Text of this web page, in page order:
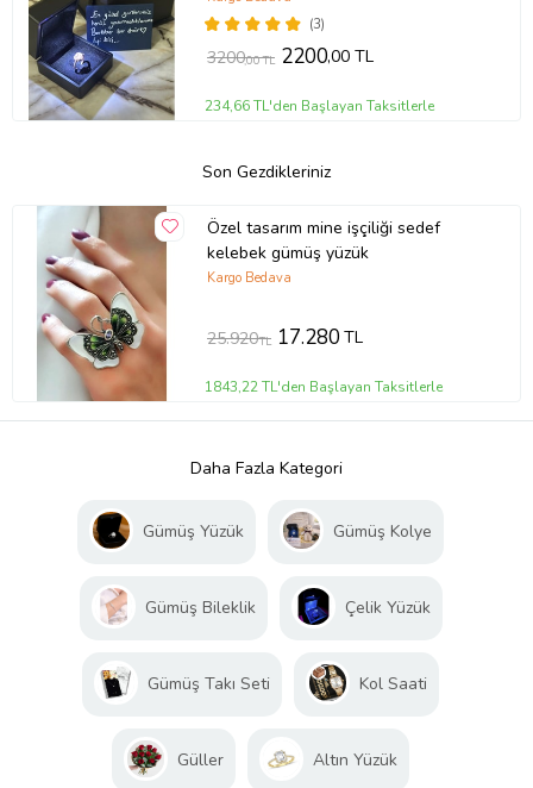
(3)
3200,00 TL 2200,00 TL
234,66 TL'den Başlayan Taksitlerle
Son Gezdikleriniz
Özel tasarım mine işçiliği sedef
kelebek gümüş yüzük
Kargo Bedava
25.920TL 17.280TL
1843,22 TL'den Başlayan Taksitlerle
Daha Fazla Kategori
Gümüş Yüzük Gümüş Kolye
Gümüş Bileklik Çelik Yüzük
Gümüş Takı Seti Kol Saati
Güller Altın Yüzük